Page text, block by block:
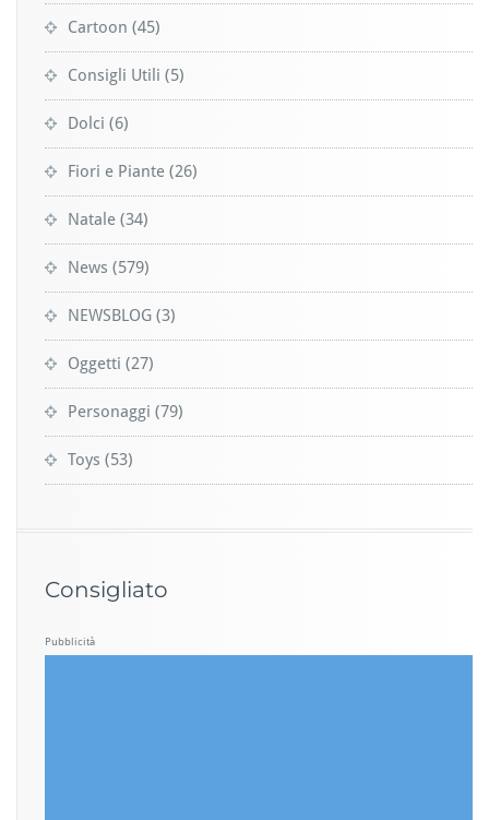
Cartoon (45)
Consigli Utili (5)
Dolci (6)
Fiori e Piante (26)
Natale (34)
News (579)
NEWSBLOG (3)
Oggetti (27)
Personaggi (79)
Toys (53)
Consigliato
Pubblicità